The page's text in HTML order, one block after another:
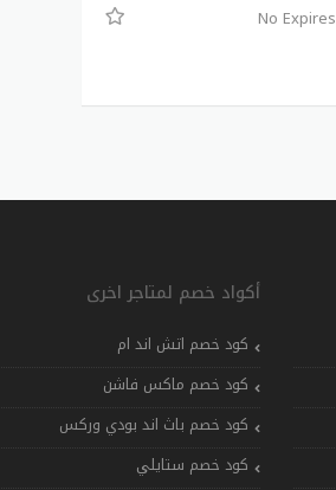
No Expires
أكواد خصم لمتاجر اخرى
كود خصم اتش اند ام
كود خصم ماكس فاشن
كود خصم باث اند بودي وركس
كود خصم ستايلي